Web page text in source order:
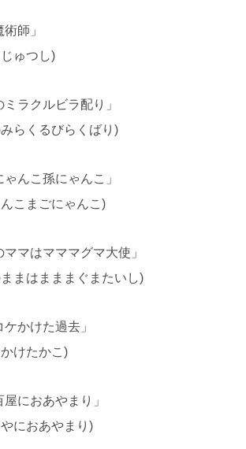
師」
ゅつし)
ラクルビラ配り」
らくるびらくばり)
んこ孫にゃんこ」
こまごにゃんこ)
マはマママグマ大使」
まはまままぐまたいし)
かけた過去」
けたかこ)
におあやまり」
におあやまり)